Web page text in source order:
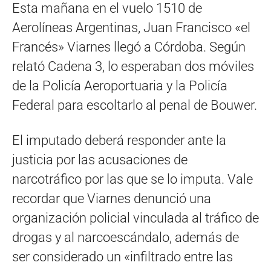
Esta mañana en el vuelo 1510 de
Aerolíneas Argentinas, Juan Francisco «el
Francés» Viarnes llegó a Córdoba. Según
relató Cadena 3, lo esperaban dos móviles
de la Policía Aeroportuaria y la Policía
Federal para escoltarlo al penal de Bouwer.
El imputado deberá responder ante la
justicia por las acusaciones de
narcotráfico por las que se lo imputa. Vale
recordar que Viarnes denunció una
organización policial vinculada al tráfico de
drogas y al narcoescándalo, además de
ser considerado un «infiltrado entre las